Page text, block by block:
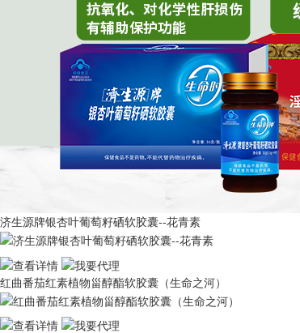
济生源牌银杏叶葡萄籽硒软胶囊--花青素
红曲番茄红素植物甾醇酯软胶囊（生命之河）